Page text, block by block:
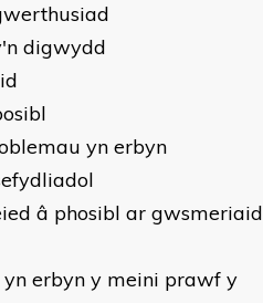
digwydd
yn erbyn
â phosibl ar gwsmeriaid
erbyn y meini prawf y